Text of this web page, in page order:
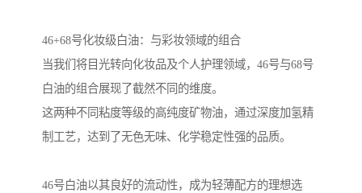
46+68号化妆级白油：与彩妆领域的组合
当我们将目光转向化妆品及个人护理领域，46号与68号
白油的组合展现了截然不同的维度。
这两种不同粘度等级的高纯度矿物油，通过深度加氢精
制工艺，达到了无色无味、化学稳定性强的品质。
46号白油以其良好的流动性，成为轻薄配方的理想选